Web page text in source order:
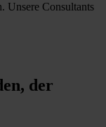
Unsere Consultants
der